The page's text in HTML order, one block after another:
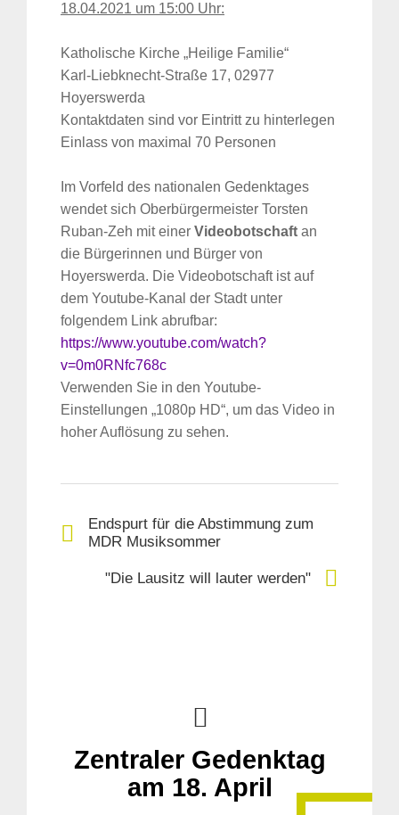
18.04.2021 um 15:00 Uhr:
Katholische Kirche „Heilige Familie“
Karl-Liebknecht-Straße 17, 02977
Hoyerswerda
Kontaktdaten sind vor Eintritt zu hinterlegen
Einlass von maximal 70 Personen
Im Vorfeld des nationalen Gedenktages
wendet sich Oberbürgermeister Torsten
Ruban-Zeh mit einer Videobotschaft an
die Bürgerinnen und Bürger von
Hoyerswerda. Die Videobotschaft ist auf
dem Youtube-Kanal der Stadt unter
folgendem Link abrufbar:
https://www.youtube.com/watch?
v=0m0RNfc768c
Verwenden Sie in den Youtube-
Einstellungen „1080p HD“, um das Video in
hoher Auflösung zu sehen.
Endspurt für die Abstimmung zum
MDR Musiksommer
"Die Lausitz will lauter werden"
Zentraler Gedenktag
am 18. April